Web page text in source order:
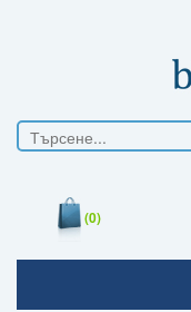
(0)